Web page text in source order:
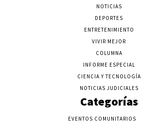
NOTICIAS
DEPORTES
ENTRETENIMIENTO
VIVIR MEJOR
COLUMNA
INFORME ESPECIAL
CIENCIA Y TECNOLOGÍA
NOTICIAS JUDICIALES
Categorías
EVENTOS COMUNITARIOS